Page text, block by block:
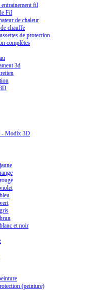
fil
Fil
de chaleur
chauffe
de protection
complètes
3d
- Modix 3D
et noir
(peinture)